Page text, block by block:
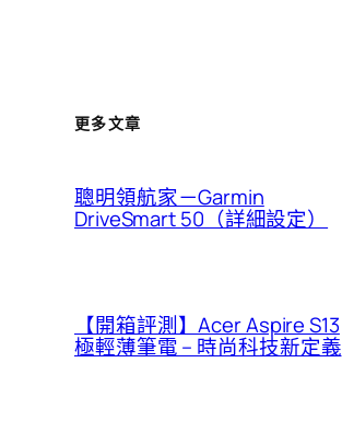
更多文章
聰明領航家－Garmin
DriveSmart 50（詳細設定）
【開箱評測】Acer Aspire S13
極輕薄筆電 – 時尚科技新定義